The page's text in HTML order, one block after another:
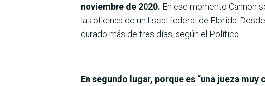
noviembre de 2020. En ese momento Cannon
las oficinas de un fiscal federal de Florida.
durado más de tres días, según el Político.
En segundo lugar, porque es “una jueza